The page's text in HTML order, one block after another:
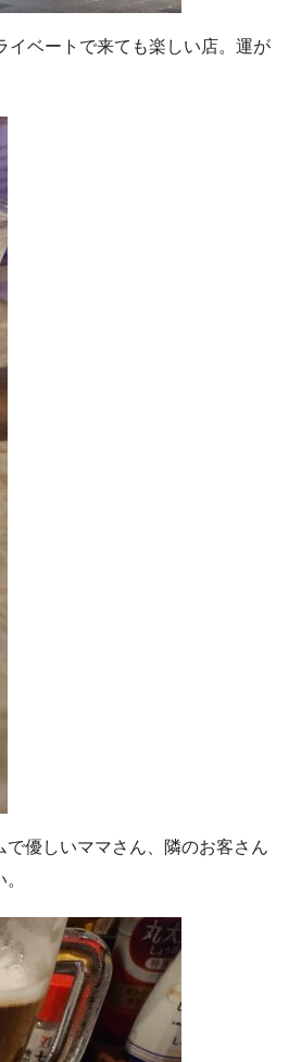
イベートで来ても楽しい店。運が
優しいママさん、隣のお客さん